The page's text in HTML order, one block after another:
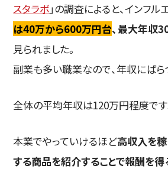
スタラボ」の調査によると、インフル
は40万から600万円台、最大年収
見られました。
副業も多い職業なので、年収にばら
全体の平均年収は120万円程度です
本業でやっていけるほど高収入を
する商品を紹介することで報酬を